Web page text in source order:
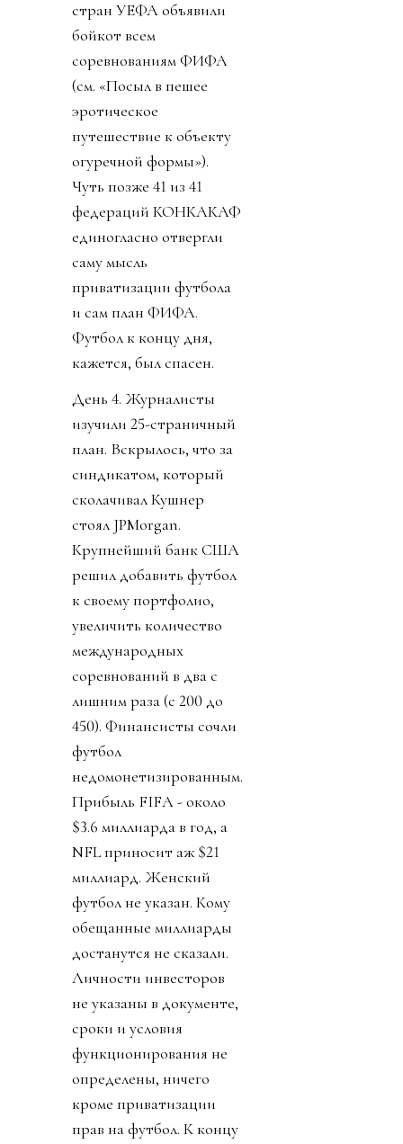
стран УЕФА объявили
бойкот всем
соревнованиям ФИФА
(см. «Посыл в пешее
эротическое
путешествие к объекту
огуречной формы»).
Чуть позже 41 из 41
федераций КОНКАКАФ
единогласно отвергли
саму мысль
приватизации футбола
и сам план ФИФА.
Футбол к концу дня,
кажется, был спасен.
День 4. Журналисты
изучили 25-страничный
план. Вскрылось, что за
синдикатом, который
сколачивал Кушнер
стоял JPMorgan.
Крупнейший банк США
решил добавить футбол
к своему портфолио,
увеличить количество
международных
соревнований в два с
лишним раза (с 200 до
450). Финансисты сочли
футбол
недомонетизированным.
Прибыль FIFA - около
$3.6 миллиарда в год, а
NFL приносит аж $21
миллиард. Женский
футбол не указан. Кому
обещанные миллиарды
достанутся не сказали.
Личности инвесторов
не указаны в документе,
сроки и условия
функционирования не
определены, ничего
кроме приватизации
прав на футбол. К концу